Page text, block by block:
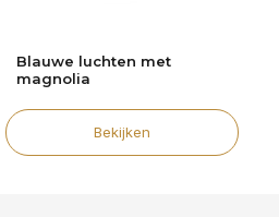
Blauwe luchten met
magnolia
Bekijken